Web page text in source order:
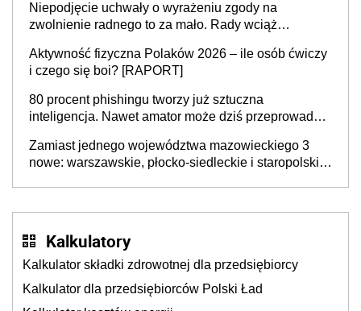
Niepodjęcie uchwały o wyrażeniu zgody na
zwolnienie radnego to za mało. Rady wciąż
sprawy
Aktywność fizyczna Polaków 2026 – ile osób ćwiczy
i czego się boi? [RAPORT]
80 procent phishingu tworzy już sztuczna
inteligencja. Nawet amator może dziś przeprowadzić
Zamiast jednego województwa mazowieckiego 3
nowe: warszawskie, płocko-siedleckie i staropolskie.
Kalkulatory
Kalkulator składki zdrowotnej dla przedsiębiorcy
Kalkulator dla przedsiębiorców Polski Ład